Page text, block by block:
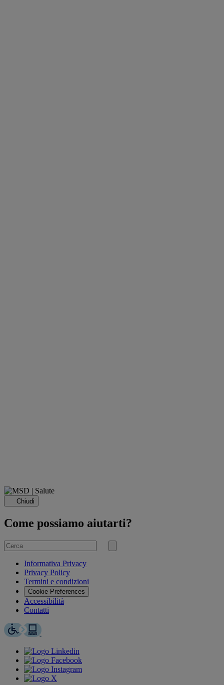
Chiudi
Come possiamo aiutarti?
Cerca
per
Invia
Informativa Privacy
Privacy Policy
Termini e condizioni
Cookie Preferences
Accessibilità
Contatti